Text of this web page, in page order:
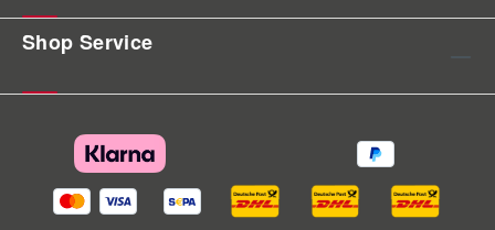
Shop Service